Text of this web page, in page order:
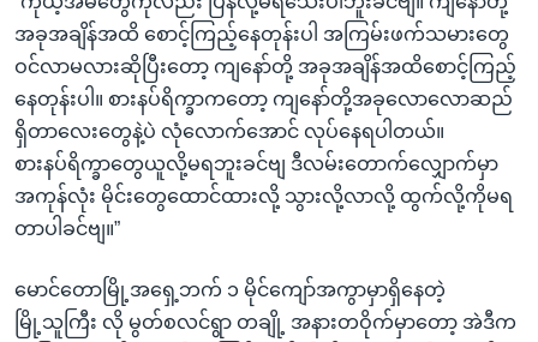
အခုအချိန်အထိ စောင့်ကြည့်နေတုန်းပါ အကြမ်းဖက်သမားတွေ
ဝင်လာမလားဆိုပြီးတော့ ကျနော်တို့ အခုအချိန်အထိစောင့်ကြည့်
နေတုန်းပါ။ စားနပ်ရိက္ခာကတော့ ကျနော်တို့အခုလောလောဆည်
ရှိတာလေးတွေနဲ့ပဲ လုံလောက်အောင် လုပ်နေရပါတယ်။
စားနပ်ရိက္ခာတွေယူလို့မရဘူးခင်ဗျ ဒီလမ်းတောက်လျှောက်မှာ
အကုန်လုံး မိုင်းတွေထောင်ထားလို့ သွားလို့လာလို့ ထွက်လို့ကိုမရ
တာပါခင်ဗျ။”
မောင်တောမြို့အရှေ့ဘက် ၁ မိုင်ကျော်အကွာမှာရှိနေတဲ့
မြို့သူကြီး လို မွတ်စလင်ရွာ တချို့ အနားတဝိုက်မှာတော့ အဲဒီက